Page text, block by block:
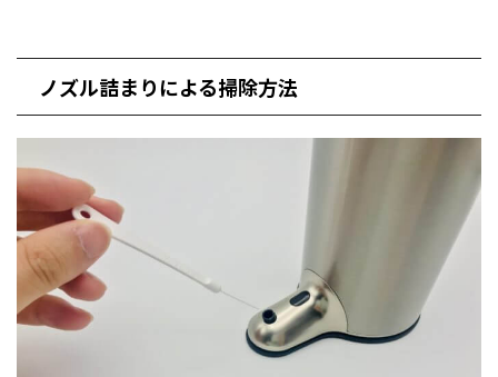
ノズル詰まりによる掃除方法